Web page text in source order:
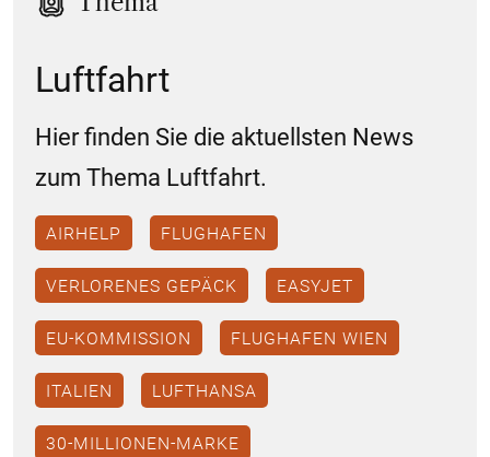
Luftfahrt
Hier finden Sie die aktuellsten News
zum Thema Luftfahrt.
AIRHELP FLUGHAFEN
VERLORENES GEPÄCK EASYJET
EU-KOMMISSION FLUGHAFEN WIEN
ITALIEN LUFTHANSA
30-MILLIONEN-MARKE